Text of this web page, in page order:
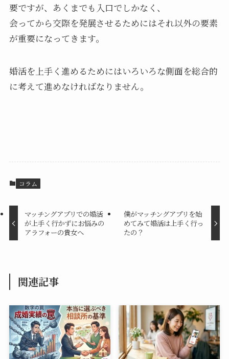
要ですが、あくまでも入口でしかなく、
会ってから交際を発展させるためにはそれ以外の要素
が重要になってきます。
婚活を上手く進めるためにはいろいろな側面を総合的
に考えて進めなければなりません。
コラム
マッチングアプリでの婚活
が上手く行かずにお悩みの
アラフォーの貴女へ
僕がマッチングアプリを始
めてみて婚活は上手く行っ
たの？
関連記事